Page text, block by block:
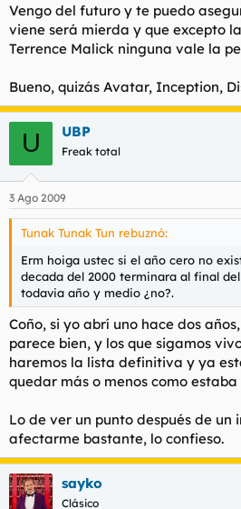
Vengo del futuro y te puedo
viene será mierda y que excepto
Terrence Malick ninguna vale la
Bueno, quizás Avatar, Inception,
U UBP
Freak total
3 Ago 2009
Tunak Tunak Tun rebuznó:
Erm hoiga ustec si el año cero no
decada del 2000 terminara al final
todavia año y medio ¿no?.
Coño, si yo abrí uno hace dos
parece bien, y los que sigamos
haremos la lista definitiva y ya
quedar más o menos como
Lo de ver un punto después de un
afectarme bastante, lo confieso.
sayko
Clásico